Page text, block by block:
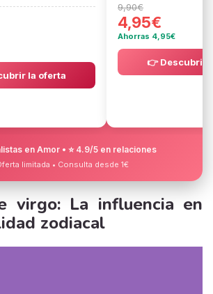
la oferta
9,90€
4,95€
Ahorras 4,95€
👉 Descubrir
en Amor • ⭐ 4.9/5 en relaciones
limitada • Consulta desde 1€
virgo: La influencia en
zodiacal